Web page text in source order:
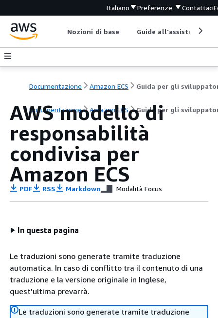
Italiano Preferenze Contattaci
Nozioni di base Guide all'assistenza
Documentazione Amazon ECS Guida per gli
Documentazione Amazon ECS Guida per gli
AWS modello di
responsabilità
condivisa per
Amazon ECS
PDF RSS Markdown Modalità Focus
In questa pagina
Le traduzioni sono generate tramite traduzione
automatica. In caso di conflitto tra il contenuto di una
traduzione e la versione originale in Inglese,
quest'ultima prevarrà.
Le traduzioni sono generate tramite traduzione